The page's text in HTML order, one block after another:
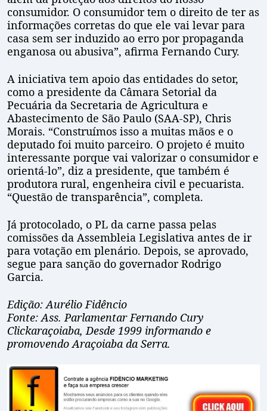
consumidor. O consumidor tem o direito de ter as
informações corretas do que ele vai levar para
casa sem ser induzido ao erro por propaganda
enganosa ou abusiva”, afirma Fernando Cury.
A iniciativa tem apoio das entidades do setor,
como a presidente da Câmara Setorial da
Pecuária da Secretaria de Agricultura e
Abastecimento de São Paulo (SAA-SP), Chris
Morais. “Construímos isso a muitas mãos e o
deputado foi muito parceiro. O projeto é muito
interessante porque vai valorizar o consumidor e
orientá-lo”, diz a presidente, que também é
produtora rural, engenheira civil e pecuarista.
“Questão de transparência”, completa.
Já protocolado, o PL da carne passa pelas
comissões da Assembleia Legislativa antes de ir
para votação em plenário. Depois, se aprovado,
segue para sanção do governador Rodrigo
Garcia.
Edição: Aurélio Fidêncio
Fonte: Ass. Parlamentar Fernando Cury
Clickaraçoiaba, Desde 1999 informando e
promovendo Araçoiaba da Serra.